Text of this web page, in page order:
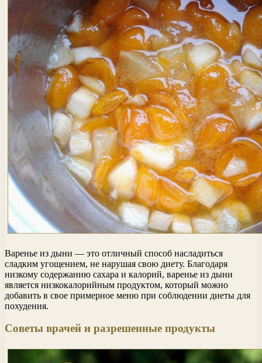
Варенье из дыни — это отличный способ насладиться
сладким угощением, не нарушая свою диету. Благодаря
низкому содержанию сахара и калорий, варенье из дыни
является низкокалорийным продуктом, который можно
добавить в свое примерное меню при соблюдении диеты для
похудения.
Советы врачей и разрешенные продукты